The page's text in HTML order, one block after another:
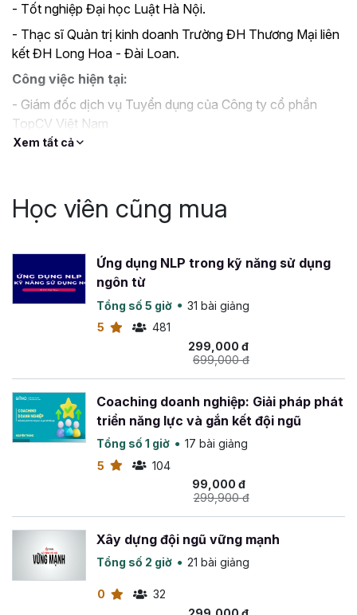
- Tốt nghiệp Đại học Luật Hà Nội.
- Thạc sĩ Quản trị kinh doanh Trường ĐH Thương Mại liên
kết ĐH Long Hoa - Đài Loan.
Công việc hiện tại:
- Giám đốc dịch vụ Tuyển dụng của Công ty cổ phần
TopCV Việt Nam
- Giám đốc đào tạo Học viện VietFounder - Công ty Cổ
- Chuyên viên đào tạo tập đoàn Hoa Sao
- Chuyên viên đào tạo Công ty cổ phần thanh toán điện
tử VNPT
- Giám đốc dự án tuyển dụng VietHunter.
- Thiết kế và giảng dạy các khoá đào tạo: Khám phá tính
cách - Định hướng nghề nghiệp; Kỹ năng viết CV và
phỏng vấn tuyển dụng; Nghiệp vụ tuyển dụng X-Hunter;
Nghiệp vụ đào tạo X-Trainer; Chuyên viên tư vấn định
hướng nghề nghiệp X-Mentor...
- Đã từng đào tạo tại Samsung, Tầm tay, Công ty Dược
Tâm Bình, VNPACO, TQcom, ĐH FPT, Điện máy Tân
Hường, Du học Nhật Bản Anido...
Xem tất cả
Học viên cũng mua
Ứng dụng NLP trong kỹ năng sử dụng
ngôn từ
Tổng số 5 giờ
31 bài giảng
5
481
299,000 đ
699,000 đ
Coaching doanh nghiệp: Giải pháp phát
triển năng lực và gắn kết đội ngũ
Tổng số 1 giờ
17 bài giảng
5
104
99,000 đ
299,900 đ
Xây dựng đội ngũ vững mạnh
Tổng số 2 giờ 21 bài giảng
0
32